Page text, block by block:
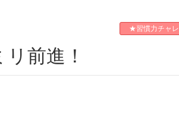
★習慣力チャ
前進！